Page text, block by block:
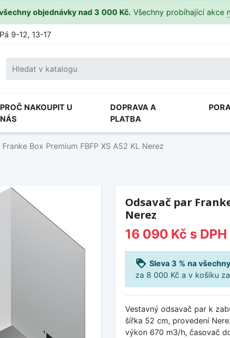
objednávky nad 3 000 Kč. Všechny probíhající akce
9-12, 13-17
PROČ NAKOUPIT U
NÁS
DOPRAVA A
PLATBA
Box Premium FBFP XS A52 KL Nerez
Odsavač par
Nerez
16 090 Kč s DPH
loyalty Sleva 3 % na
za 8 000 Kč a v košíku
Vestavný odsavač par k
šířka 52 cm, provedení
výkon 670 m3/h, časovač